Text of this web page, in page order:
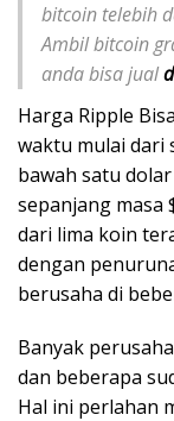
bitcoin telebih
Ambil bitcoin
anda bisa jual
Harga Ripple
waktu mulai dari
bawah satu
sepanjang masa
dari lima koin
dengan
berusaha di
Banyak
dan beberapa
Hal ini perlahan